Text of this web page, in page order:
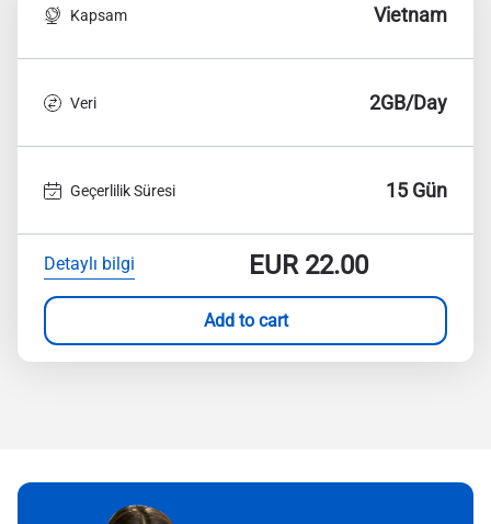
Kapsam Vietnam
Veri 2GB/Day
Geçerlilik Süresi 15 Gün
Detaylı bilgi EUR22.00
Add to cart